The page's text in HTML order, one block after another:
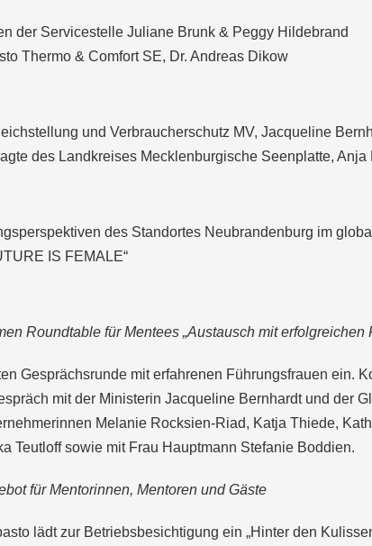
der Servicestelle Juliane Brunk & Peggy Hildebrand
Thermo & Comfort SE, Dr. Andreas Dikow
und Verbraucherschutz MV, Jacqueline
des Landkreises Mecklenburgische Seenplatte, Anja
des Standortes Neubrandenburg im
IS FEMALE“
Roundtable für Mentees „Austausch mit erfolgreichen
Gesprächsrunde mit erfahrenen Führungsfrauen ein.
mit der Ministerin Jacqueline Bernhardt und der
Melanie Rocksien-Riad, Katja Thiede,
Teutloff sowie mit Frau Hauptmann Stefanie Boddien.
für Mentorinnen, Mentoren und Gäste
lädt zur Betriebsbesichtigung ein „Hinter den